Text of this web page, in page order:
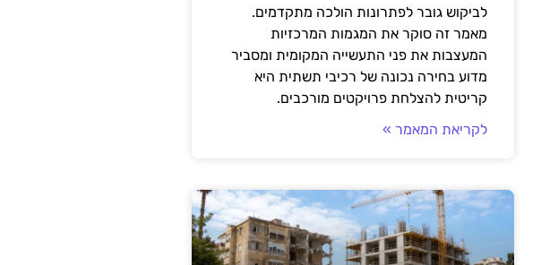
לביקוש גובר לפתרונות הולכה מתקדמים.
מאמר זה סוקר את המגמות המרכזיות
המעצבות את פני התעשייה המקומית ומסביר
מדוע בחירה נכונה של רכיבי תשתית היא
קריטית להצלחת פרויקטים מורכבים.
לקריאת המאמר »